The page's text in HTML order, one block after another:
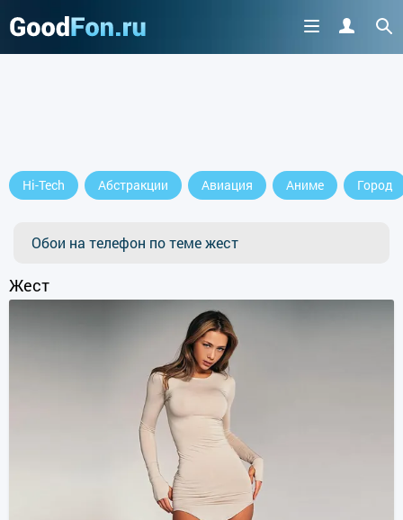
Hi-Tech Абстракции Авиация Аниме Город
Обои на телефон по теме жест
Жест